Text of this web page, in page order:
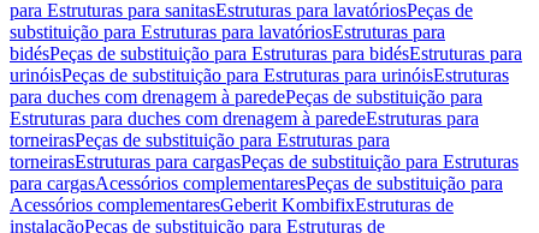
para Estruturas para sanitasEstruturas para lavatóriosPeças de
substituição para Estruturas para lavatóriosEstruturas para
bidésPeças de substituição para Estruturas para bidésEstruturas para
urinóisPeças de substituição para Estruturas para urinóisEstruturas
para duches com drenagem à paredePeças de substituição para
Estruturas para duches com drenagem à paredeEstruturas para
torneirasPeças de substituição para Estruturas para
torneirasEstruturas para cargasPeças de substituição para Estruturas
para cargasAcessórios complementaresPeças de substituição para
Acessórios complementaresGeberit KombifixEstruturas de
instalaçãoPeças de substituição para Estruturas de